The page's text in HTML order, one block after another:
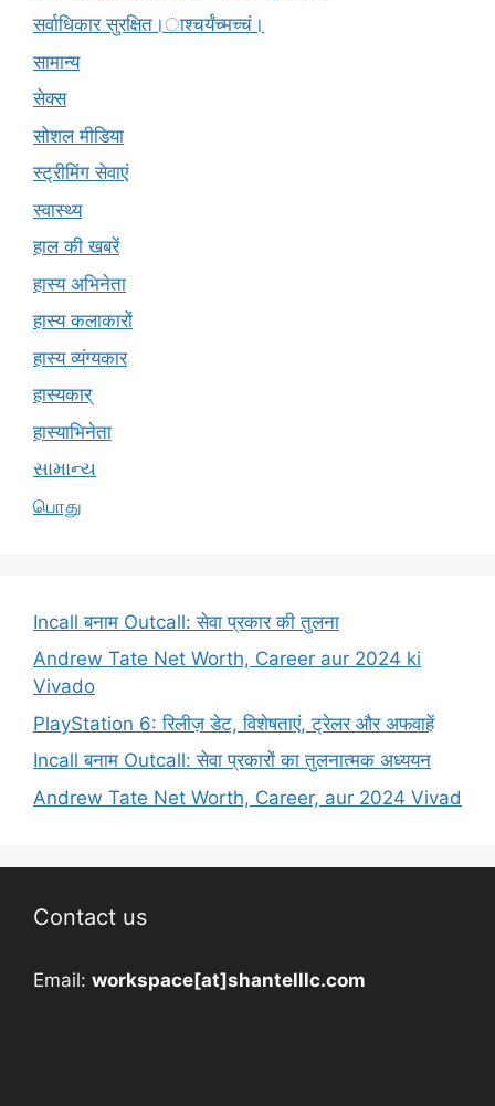
सर्वाधिकार सुरक्षित।ाश्चर्यंच्मच्चं।
सामान्य
सेक्स
सोशल मीडिया
स्ट्रीमिंग सेवाएं
स्वास्थ्य
हाल की खबरें
हास्य अभिनेता
हास्य कलाकारों
हास्य व्यंग्यकार
हास्यकार्
हास्याभिनेता
સામાન્ય
பொது
Incall बनाम Outcall: सेवा प्रकार की तुलना
Andrew Tate Net Worth, Career aur 2024 ki
Vivado
PlayStation 6: रिलीज़ डेट, विशेषताएं, ट्रेलर और अफवाहें
Incall बनाम Outcall: सेवा प्रकारों का तुलनात्मक अध्ययन
Andrew Tate Net Worth, Career, aur 2024 Vivad
Contact us
Email: workspace[at]shantelllc.com